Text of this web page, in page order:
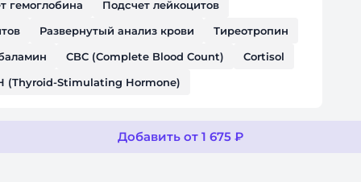
гемоглобина
Подсчет лейкоцитов
Развернутый анализ крови
Тиреотропин
CBC (Complete Blood Count)
Cortisol
(Thyroid-Stimulating Hormone)
Добавить от 1 675 ₽